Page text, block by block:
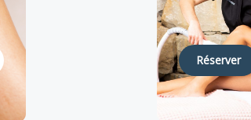
Réserver